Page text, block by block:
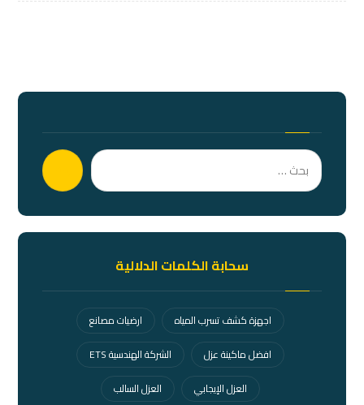
سحابة الكلمات الدلالية
اجهزة كشف تسرب المياه
ارضيات مصانع
افضل ماكينة عزل
الشركة الهندسية ETS
العزل الإيجابي
العزل السالب